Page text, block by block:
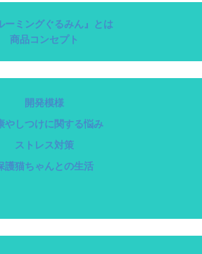
ーミングぐるみん』とは
商品コンセプト
開発模様
やしつけに関する悩み
ストレス対策
護猫ちゃんとの生活